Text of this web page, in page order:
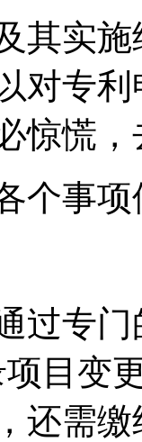
其实
对专
惊慌
个事
过专
目变
还需